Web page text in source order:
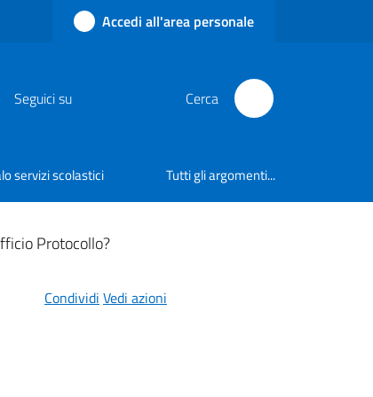
Accedi all'area personale
Seguici su Cerca
servizi scolastici Tutti gli argomenti...
Protocollo?
Condividi Vedi azioni